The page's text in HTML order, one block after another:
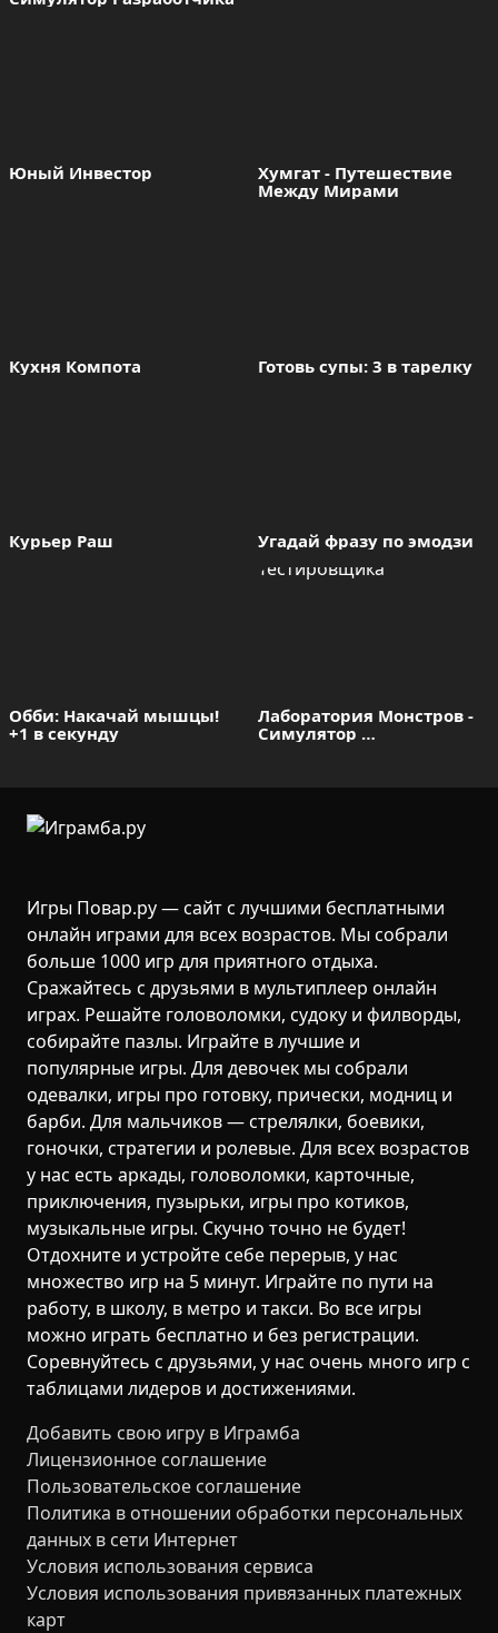
Юный Инвестор
Хумгат - Путешествие
Между Мирами
Кухня Компота Готовь супы: 3 в тарелку
Курьер Раш Угадай фразу по эмодзи
Обби: Накачай мышцы!
+1 в секунду
Лаборатория Монстров -
Симулятор
Игры Повар.ру — сайт с лучшими бесплатными
онлайн играми для всех возрастов. Мы собрали
больше 1000 игр для приятного отдыха.
Сражайтесь с друзьями в мультиплеер онлайн
играх. Решайте головоломки, судоку и филворды,
собирайте пазлы. Играйте в лучшие и
популярные игры. Для девочек мы собрали
одевалки, игры про готовку, прически, модниц и
барби. Для мальчиков — стрелялки, боевики,
гоночки, стратегии и ролевые. Для всех возрастов
у нас есть аркады, головоломки, карточные,
приключения, пузырьки, игры про котиков,
музыкальные игры. Скучно точно не будет!
Отдохните и устройте себе перерыв, у нас
множество игр на 5 минут. Играйте по пути на
работу, в школу, в метро и такси. Во все игры
можно играть бесплатно и без регистрации.
Соревнуйтесь с друзьями, у нас очень много игр с
таблицами лидеров и достижениями.
Добавить свою игру в Играмба
Лицензионное соглашение
Пользовательское соглашение
Политика в отношении обработки персональных
данных в сети Интернет
Условия использования сервиса
Условия использования привязанных платежных
карт